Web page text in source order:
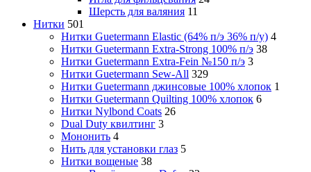
Шерсть для валяния 11
Нитки 501
Нитки Guetermann Elastic (64% п/э 36% п/у) 4
Нитки Guetermann Extra-Strong 100% п/э 38
Нитки Guetermann Extra-Fein №150 п/э 3
Нитки Guetermann Sew-All 329
Нитки Guetermann джинсовые 100% хлопок 1
Нитки Guetermann Quilting 100% хлопок 6
Нитки Nylbond Coats 26
Dual Duty квилтинг 3
Мононить 4
Нить для установки глаз 5
Нитки вощеные 38